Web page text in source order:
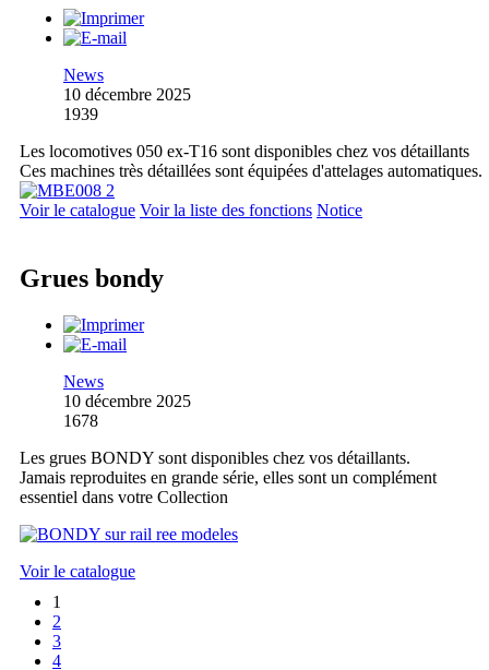
News
10 décembre 2025
1939
Les locomotives 050 ex-T16 sont disponibles chez vos détaillants
Ces machines très détaillées sont équipées d'attelages automatiques.
Voir le catalogue Voir la liste des fonctions Notice
Grues bondy
News
10 décembre 2025
1678
Les grues BONDY sont disponibles chez vos détaillants.
Jamais reproduites en grande série, elles sont un complément
essentiel dans votre Collection
Voir le catalogue
1
2
3
4